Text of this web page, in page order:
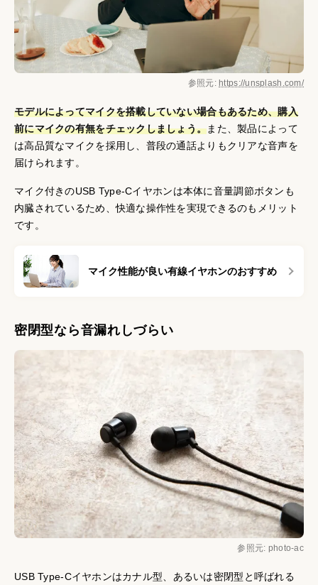
参照元:https://unsplash.com/
モデルによってマイクを搭載していない場合もあるため、購入
前にマイクの有無をチェックしましょう。また、製品によって
は高品質なマイクを採用し、普段の通話よりもクリアな音声を
届けられます。
マイク付きのUSB Type-Cイヤホンは本体に音量調節ボタンも
内臓されているため、快適な操作性を実現できるのもメリット
です。
マイク性能が良い有線イヤホンのおすすめ
密閉型なら音漏れしづらい
参照元: photo-ac
USB Type-Cイヤホンはカナル型、あるいは密閉型と呼ばれる